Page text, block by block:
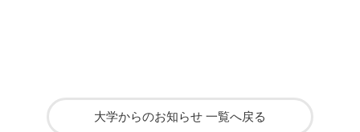
大学からのお知らせ 一覧へ戻る